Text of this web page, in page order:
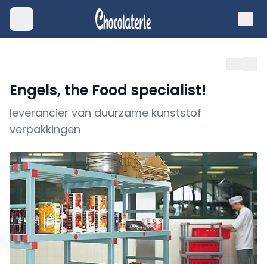
Engels, the Food specialist!
leverancier van duurzame kunststof
verpakkingen